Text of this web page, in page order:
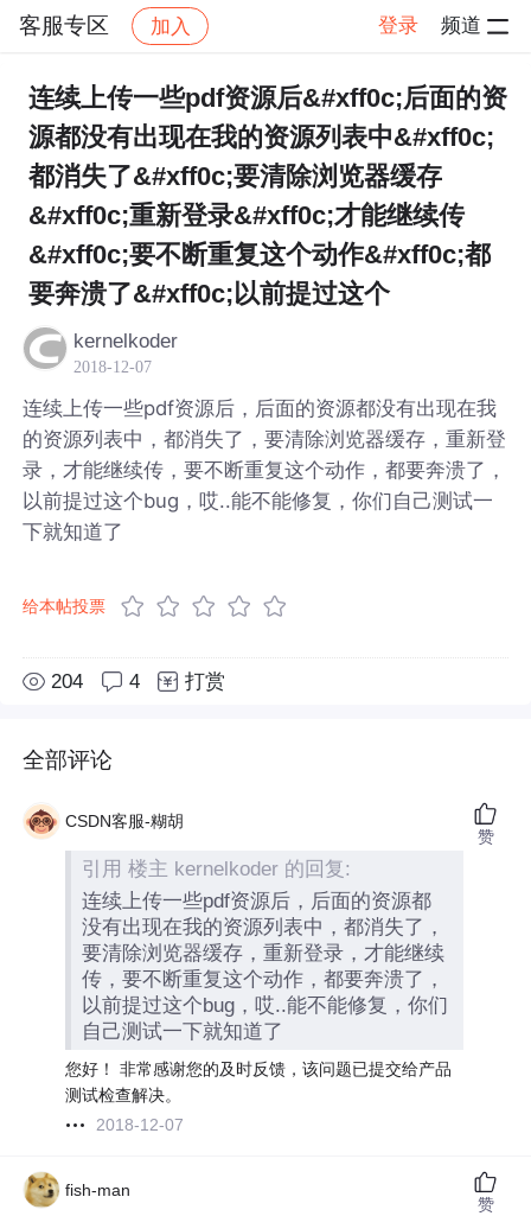
客服专区 加入 登录 频道
社区 客服专区 帖子详情
连续上传一些pdf资源后&#xff0c;后面的资
源都没有出现在我的资源列表中&#xff0c;
都消失了&#xff0c;要清除浏览器缓存
&#xff0c;重新登录&#xff0c;才能继续传
&#xff0c;要不断重复这个动作&#xff0c;都
要奔溃了&#xff0c;以前提过这个
kernelkoder
2018-12-07
连续上传一些pdf资源后，后面的资源都没有出现在我
的资源列表中，都消失了，要清除浏览器缓存，重新登
录，才能继续传，要不断重复这个动作，都要奔溃了，
以前提过这个bug，哎..能不能修复，你们自己测试一
下就知道了
给本帖投票
204 4 打赏
全部评论
CSDN客服-糊胡
引用 楼主 kernelkoder 的回复:
连续上传一些pdf资源后，后面的资源都
没有出现在我的资源列表中，都消失了，
要清除浏览器缓存，重新登录，才能继续
传，要不断重复这个动作，都要奔溃了，
以前提过这个bug，哎..能不能修复，你们
自己测试一下就知道了
您好！ 非常感谢您的及时反馈，该问题已提交给产品
测试检查解决。
2018-12-07
赞
fish-man
赞